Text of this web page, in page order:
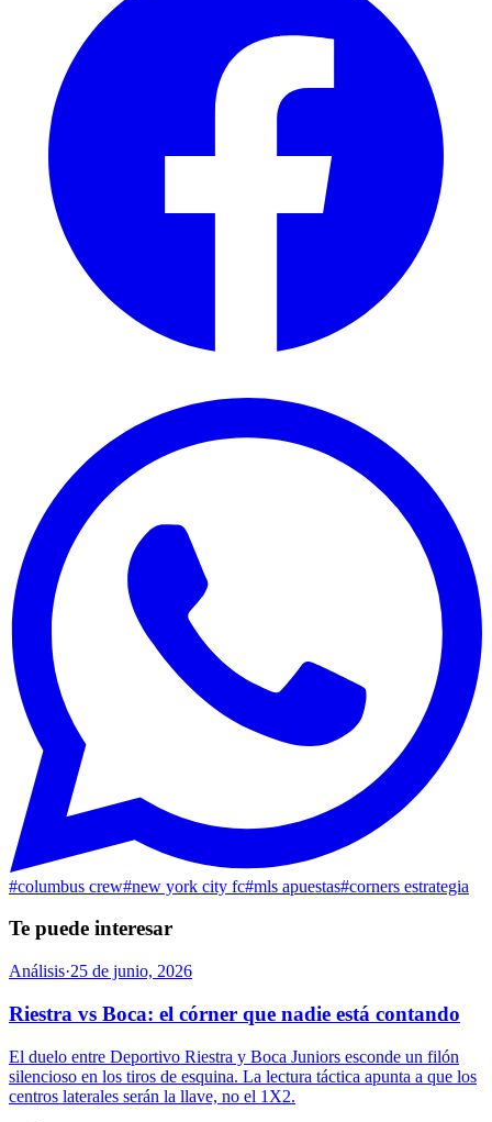
#columbus crew#new york city fc#mls apuestas#corners estrategia
Te puede interesar
Análisis·25 de junio, 2026
Riestra vs Boca: el córner que nadie está contando
El duelo entre Deportivo Riestra y Boca Juniors esconde un filón
silencioso en los tiros de esquina. La lectura táctica apunta a que los
centros laterales serán la llave, no el 1X2.